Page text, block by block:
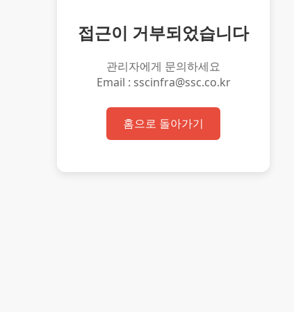
접근이 거부되었습니다
관리자에게 문의하세요
Email : sscinfra@ssc.co.kr
홈으로 돌아가기